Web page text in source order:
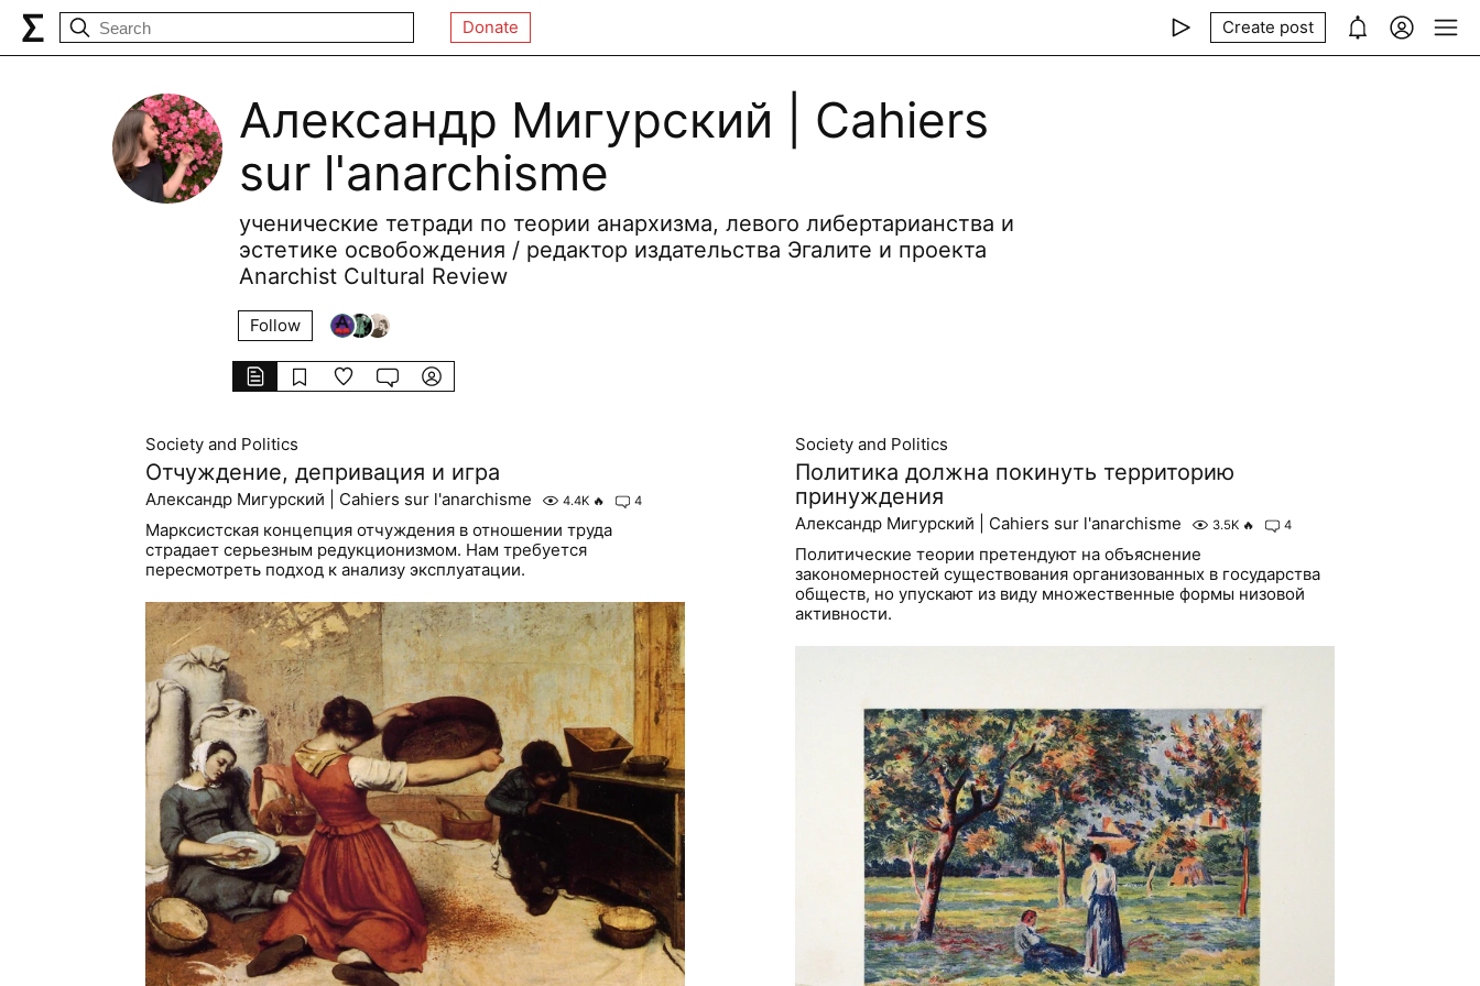
Donate Create post
Александр Мигурский | Cahiers
sur l'anarchisme
ученические тетради по теории анархизма, левого либертарианства и
эстетике освобождения / редактор издательства Эгалите и проекта
Anarchist Cultural Review
Follow
Society and Politics
Отчуждение, депривация и игра
Александр Мигурский | Cahiers sur l'anarchisme 4.4K 🔥 4
Марксистская концепция отчуждения в отношении труда
страдает серьезным редукционизмом. Нам требуется
пересмотреть подход к анализу эксплуатации.
Society and Politics
Политика должна покинуть территорию
принуждения
Александр Мигурский | Cahiers sur l'anarchisme 3.5K 🔥 4
Политические теории претендуют на объяснение
закономерностей существования организованных в государства
обществ, но упускают из виду множественные формы низовой
активности.